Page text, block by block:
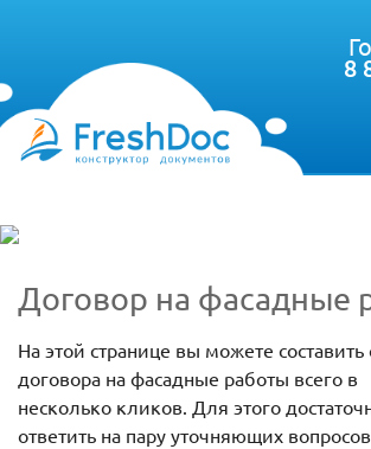
8
Договор на фасадные
На этой странице вы можете составить
договора на фасадные работы всего в
несколько кликов. Для этого
ответить на пару уточняющих